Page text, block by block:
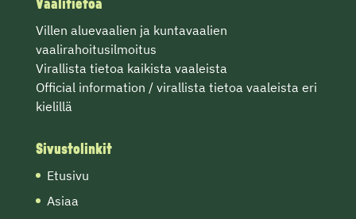
Vaalitietoa
Villen aluevaalien ja kuntavaalien
vaalirahoitusilmoitus
Virallista tietoa kaikista vaaleista
Official information / virallista tietoa vaaleista eri
kielillä
Sivustolinkit
Etusivu
Asiaa